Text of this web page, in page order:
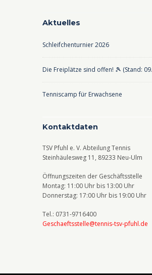
Aktuelles
Schleifchenturnier 2026
Die Freiplätze sind offen! 🎾 (Stand:
Tenniscamp für Erwachsene
Kontaktdaten
TSV Pfuhl e. V. Abteilung Tennis
Steinhäulesweg 11, 89233 Neu-Ulm
Öffnungszeiten der Geschäftsstelle
Montag: 11:00 Uhr bis 13:00 Uhr
Donnerstag: 17:00 Uhr bis 19:00 Uhr
Tel.: 0731-9716400
Geschaeftsstelle@tennis-tsv-pfuhl.de